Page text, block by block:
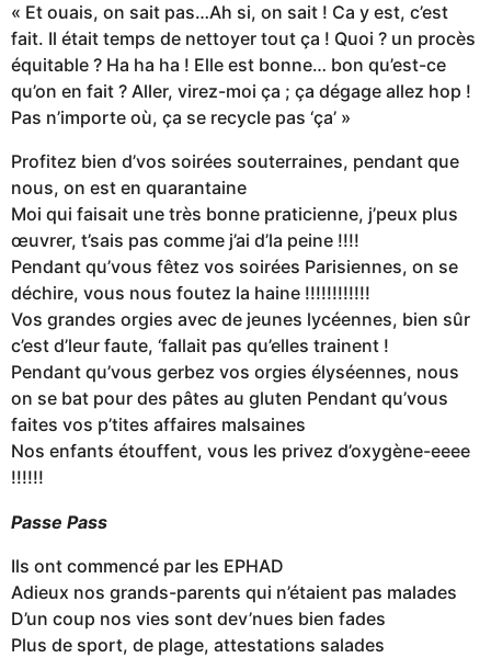
« Et ouais, on sait pas…Ah si, on sait ! Ca y est, c’est
fait. Il était temps de nettoyer tout ça ! Quoi ? un procès
équitable ? Ha ha ha ! Elle est bonne… bon qu’est-ce
qu’on en fait ? Aller, virez-moi ça ; ça dégage allez hop !
Pas n’importe où, ça se recycle pas ‘ça’ »
Profitez bien d’vos soirées souterraines, pendant que
nous, on est en quarantaine
Moi qui faisait une très bonne praticienne, j’peux plus
œuvrer, t’sais pas comme j’ai d’la peine !!!!
Pendant qu’vous fêtez vos soirées Parisiennes, on se
déchire, vous nous foutez la haine !!!!!!!!!!!!
Vos grandes orgies avec de jeunes lycéennes, bien sûr
c’est d’leur faute, ‘fallait pas qu’elles trainent !
Pendant qu’vous gerbez vos orgies élyséennes, nous
on se bat pour des pâtes au gluten Pendant qu’vous
faites vos p’tites affaires malsaines
Nos enfants étouffent, vous les privez d’oxygène-eeee
!!!!!!
Passe Pass
Ils ont commencé par les EPHAD
Adieux nos grands-parents qui n’étaient pas malades
D’un coup nos vies sont dev’nues bien fades
Plus de sport, de plage, attestations salades